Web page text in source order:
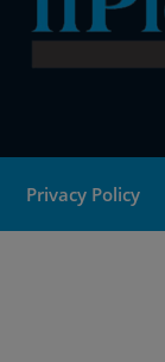
Privacy Policy